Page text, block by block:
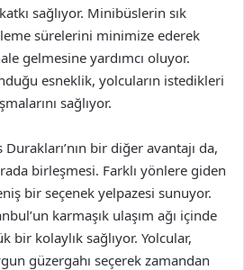
sağlıyor. Minibüslerin sık
sürelerini minimize ederek
gelmesine yardımcı oluyor.
esneklik, yolcuların istedikleri
sağlıyor.
Durakları’nın bir diğer avantajı da,
birleşmesi. Farklı yönlere giden
bir seçenek yelpazesi sunuyor.
karmaşık ulaşım ağı içinde
bir kolaylık sağlıyor. Yolcular,
güzergahı seçerek zamandan